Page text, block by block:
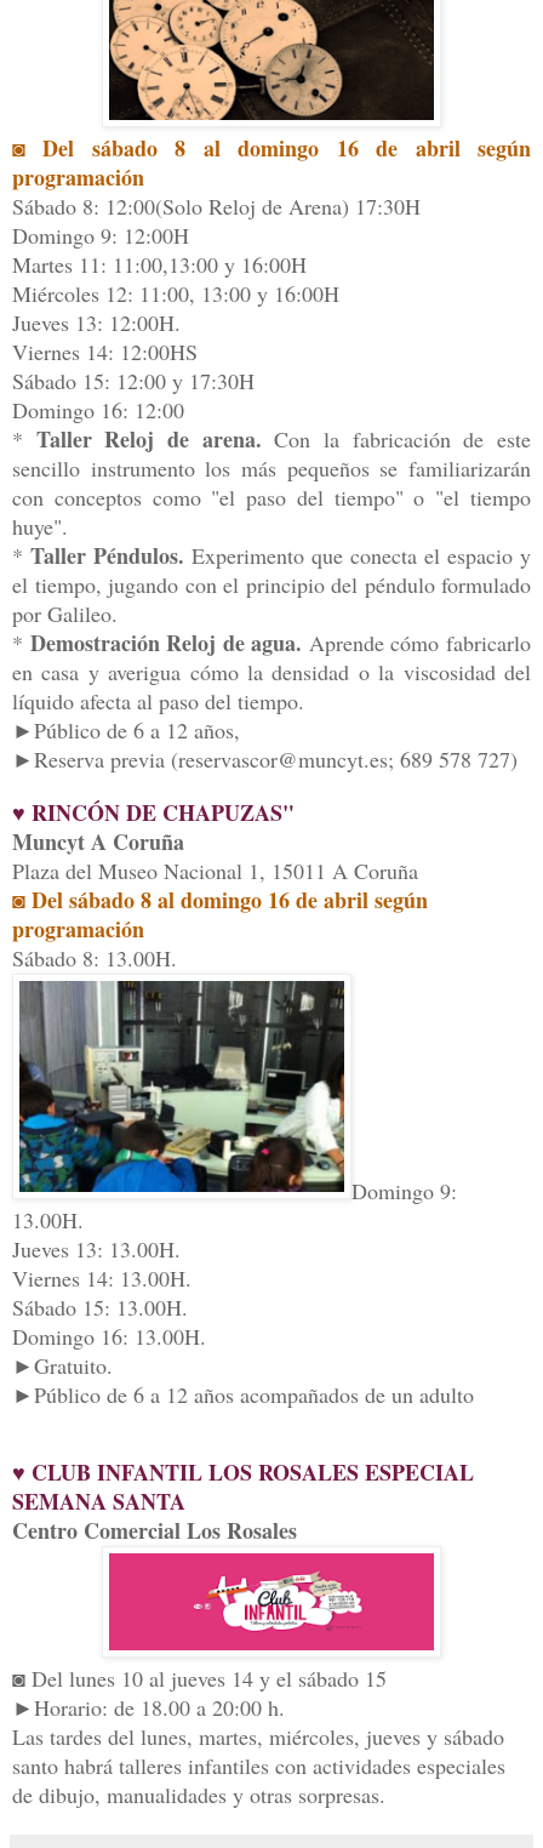
◙ Del sábado 8 al domingo 16 de abril según
programación
Sábado 8: 12:00(Solo Reloj de Arena) 17:30H
Domingo 9: 12:00H
Martes 11: 11:00,13:00 y 16:00H
Miércoles 12: 11:00, 13:00 y 16:00H
Jueves 13: 12:00H.
Viernes 14: 12:00HS
Sábado 15: 12:00 y 17:30H
Domingo 16: 12:00
* Taller Reloj de arena. Con la fabricación de este
sencillo instrumento los más pequeños se familiarizarán
con conceptos como "el paso del tiempo" o "el tiempo
huye".
* Taller Péndulos. Experimento que conecta el espacio y
el tiempo, jugando con el principio del péndulo formulado
por Galileo.
* Demostración Reloj de agua. Aprende cómo fabricarlo
en casa y averigua cómo la densidad o la viscosidad del
líquido afecta al paso del tiempo.
►Público de 6 a 12 años,
►Reserva previa (reservascor@muncyt.es; 689 578 727)
♥ RINCÓN DE CHAPUZAS"
Muncyt A Coruña
Plaza del Museo Nacional 1, 15011 A Coruña
◙ Del sábado 8 al domingo 16 de abril según
programación
Sábado 8: 13.00H.
Domingo 9:
13.00H.
Jueves 13: 13.00H.
Viernes 14: 13.00H.
Sábado 15: 13.00H.
Domingo 16: 13.00H.
►Gratuito.
►Público de 6 a 12 años acompañados de un adulto
♥ CLUB INFANTIL LOS ROSALES ESPECIAL
SEMANA SANTA
Centro Comercial Los Rosales
◙ Del lunes 10 al jueves 14 y el sábado 15
►Horario: de 18.00 a 20:00 h.
Las tardes del lunes, martes, miércoles, jueves y sábado
santo habrá talleres infantiles con actividades especiales
de dibujo, manualidades y otras sorpresas.